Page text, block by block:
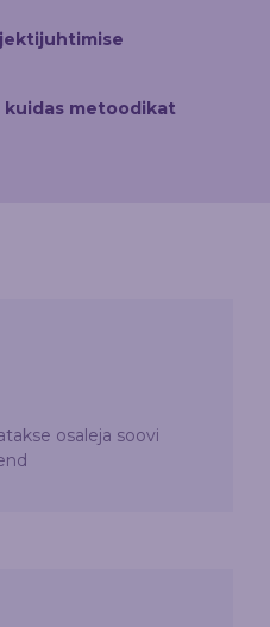
kuidas metoodikat
osaleja soovi